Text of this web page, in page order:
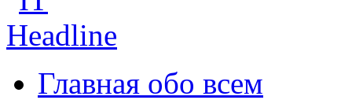
Главная обо всем